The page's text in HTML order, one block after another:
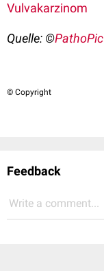
Vulvakarzinom
Quelle: ©PathoPic
© Copyright
Feedback
Write a comment...